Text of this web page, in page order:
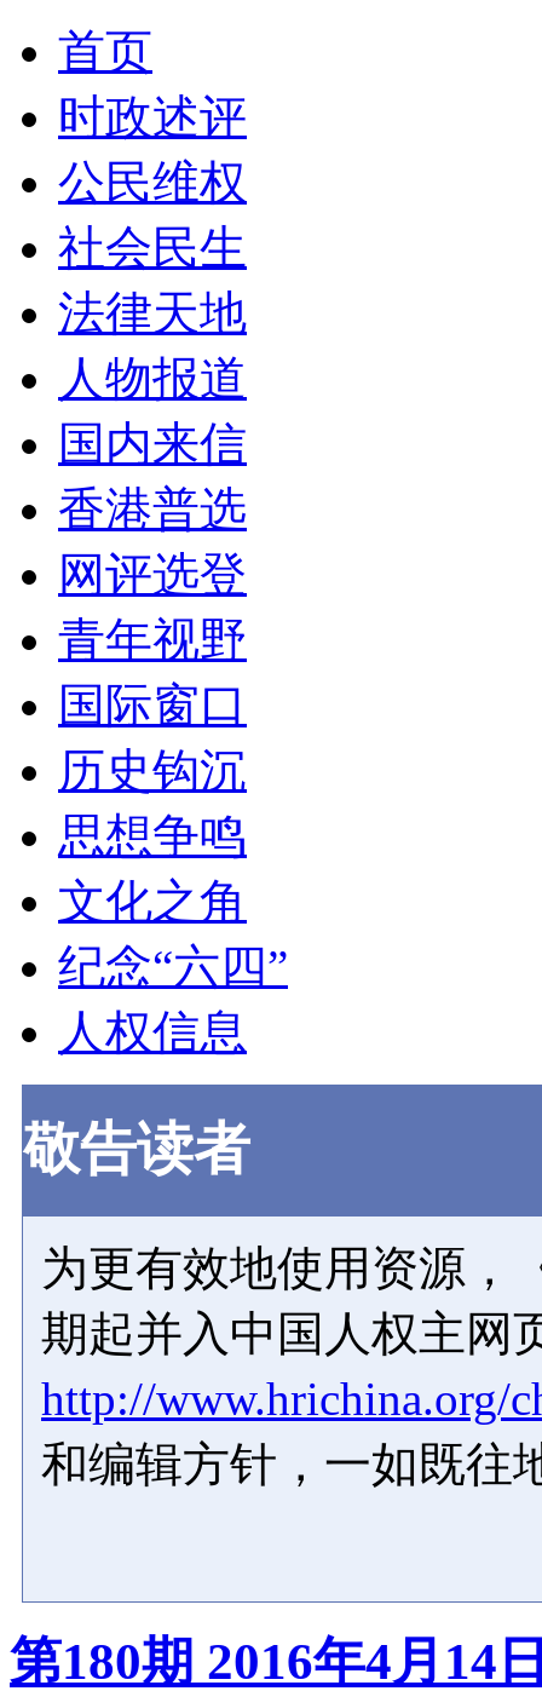
首页
时政述评
公民维权
社会民生
法律天地
人物报道
国内来信
香港普选
网评选登
青年视野
国际窗口
历史钩沉
思想争鸣
文化之角
纪念“六四”
人权信息
敬告读者
为更有效地使用资源，
期起并入中国人权主网
http://www.hrichina.org/
和编辑方针，一如既往
第180期 2016年4月14